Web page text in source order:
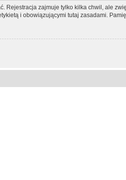
Rejestracja zajmuje tylko kilka chwil, ale
i obowiązującymi tutaj zasadami.